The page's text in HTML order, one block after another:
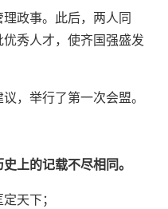
政事。此后，两人同
秀人才，使齐国强盛发
，举行了第一次会盟。
上的记载不尽相同。
天下；